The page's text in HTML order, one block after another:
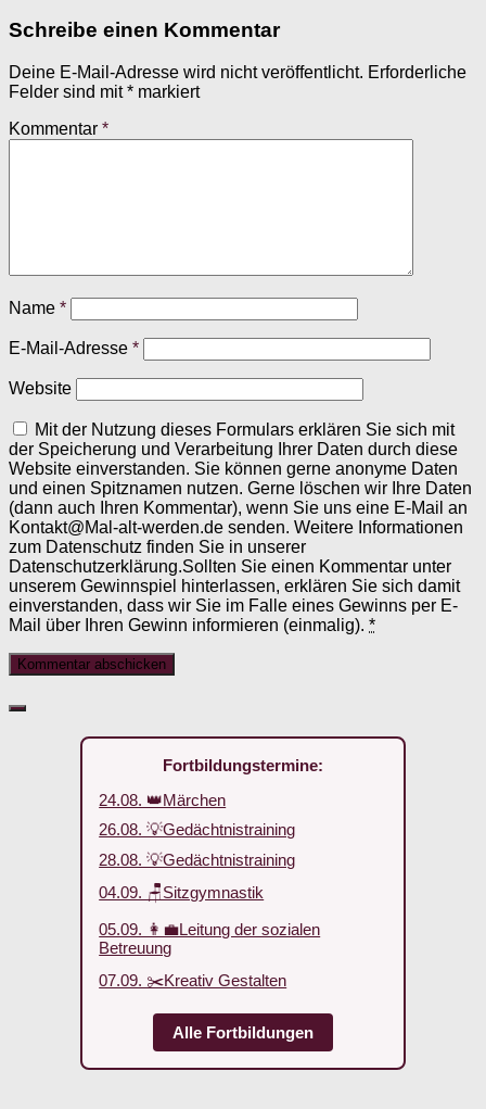
Schreibe einen Kommentar
Deine E-Mail-Adresse wird nicht veröffentlicht. Erforderliche
Felder sind mit* markiert
Kommentar *
Name *
E-Mail-Adresse *
Website
Mit der Nutzung dieses Formulars erklären Sie sich mit
der Speicherung und Verarbeitung Ihrer Daten durch diese
Website einverstanden. Sie können gerne anonyme Daten
und einen Spitznamen nutzen. Gerne löschen wir Ihre Daten
(dann auch Ihren Kommentar), wenn Sie uns eine E-Mail an
Kontakt@Mal-alt-werden.de senden. Weitere Informationen
zum Datenschutz finden Sie in unserer
Datenschutzerklärung.Sollten Sie einen Kommentar unter
unserem Gewinnspiel hinterlassen, erklären Sie sich damit
einverstanden, dass wir Sie im Falle eines Gewinns per E-
Mail über Ihren Gewinn informieren (einmalig). *
Fortbildungstermine:
24.08. 👑Märchen
26.08. 💡Gedächtnistraining
28.08. 💡Gedächtnistraining
04.09. 🪑Sitzgymnastik
05.09. 👩‍💼Leitung der sozialen
Betreuung
07.09. ✂️Kreativ Gestalten
Alle Fortbildungen